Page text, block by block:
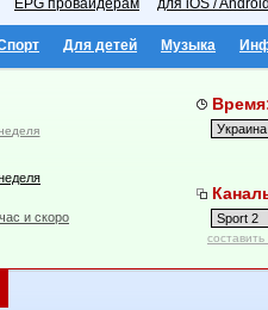
EPG провайдерам для iOS /
Для детей Музыка
и скоро